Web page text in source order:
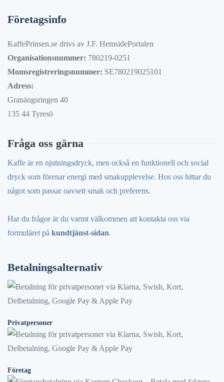
Företagsinfo
KaffePrinsen.se drivs av J.F. HemsidePortalen
Organisationsnummer: 780219-0251
Momsregistreringsnummer: SE780219025101
Adress:
Granängsringen 40
135 44 Tyresö
Fråga oss gärna
Kaffe är en njutningsdryck, men också en funktionell och social
dryck som förenar energi med smakupplevelse. Hos oss hittar du
något som passar oavsett smak och preferens.
Har du frågor är du varmt välkommen att kontakta oss via
formuläret på kundtjänst-sidan.
Betalningsalternativ
Privatpersoner
Företag